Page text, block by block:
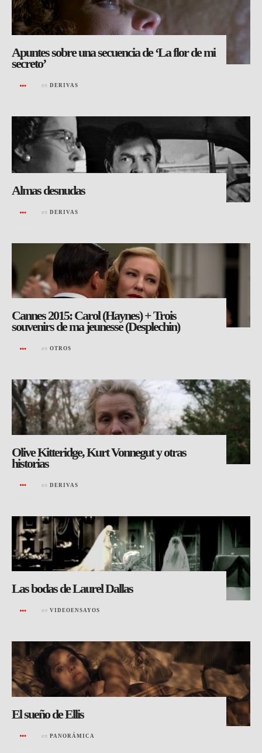
Apuntes sobre una secuencia de ‘La flor de mi
secreto’
en DERIVAS
Almas desnudas
en DERIVAS
Cannes 2015: Carol (Haynes) + Trois
souvenirs de ma jeunesse (Desplechin)
en OTROS
Olive Kitteridge, Kurt Vonnegut y otras
historias
en DERIVAS
Las bodas de Laurel Dallas
en VIDEOENSAYOS
El sueño de Ellis
en PANORÁMICA